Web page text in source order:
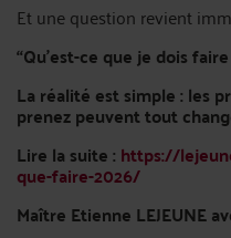
Et une question revient
“Qu’est-ce que je dois
La réalité est simple : les
prenez peuvent tout
Lire la suite : https://
que-faire-2026/
Maître Etienne LEJEUNE